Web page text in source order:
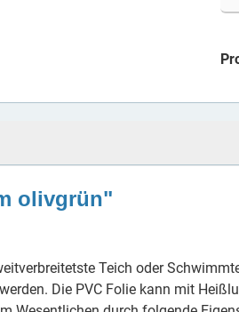
olivgrün"
Teich oder
Die PVC Folie kann mit